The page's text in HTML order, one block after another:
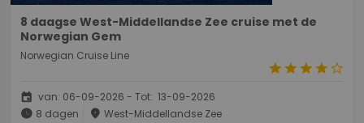
8 daagse West-Middellandse Zee cruise met de
Norwegian Gem
Norwegian Cruise Line
starstarstarstarstar_border
event van: 06-09-2026 - Tot: 13-09-2026
schedule 8 dagen place West-Middellandse Zee